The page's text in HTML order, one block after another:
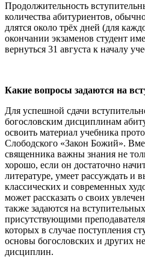
Продолжительность
количества абитуриентов,
длятся около трёх дней (для
окончании экзаменов студент
вернуться 31 августа к началу
Какие вопросы задаются на
Для успешной сдачи
богословским дисциплинам
освоить материал учебника
Слободского «Закон Божий».
священника важны знания не
хорошо, если он достаточно
литературе, умеет рассуждать и
классических и современных
может рассказать о своих
также задаются на
присутствующими
которых в случае поступления
основы богословских и других
дисциплин.